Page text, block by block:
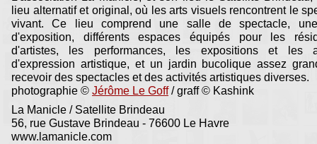
lieu alternatif et original, où les arts visuels rencontrent le
vivant. Ce lieu comprend une salle de spectacle,
d'exposition, différents espaces équipés pour les
d'artistes, les performances, les expositions et les
d'expression artistique, et un jardin bucolique assez
recevoir des spectacles et des activités artistiques diverses.
photographie © Jérôme Le Goff/ graff © Kashink
La Manicle / Satellite Brindeau
56, rue Gustave Brindeau - 76600 Le Havre
www.lamanicle.com